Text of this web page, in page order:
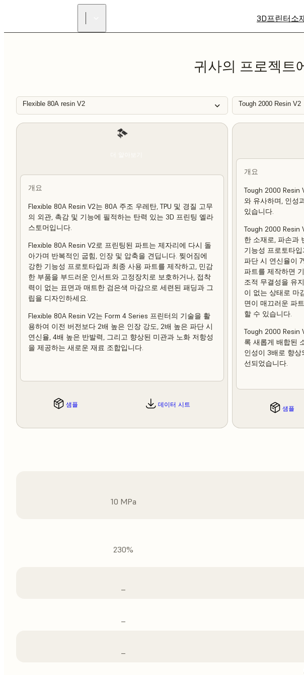
3D프린터소
귀사의 프로젝트
Flexible 80A resin V2 Tough 2000 Resin V2
개요
Flexible 80A Resin V2는 80A 주조 우레탄, TPU 및 경질 고무
의 외관, 촉감 및 기능에 필적하는 탄력 있는 3D 프린팅 엘라
스토머입니다.
Flexible 80A Resin V2로 프린팅된 파트는 제자리에 다시 돌
아가며 반복적인 굽힘, 인장 및 압축을 견딥니다. 찢어짐에
강한 기능성 프로토타입과 최종 사용 파트를 제작하고, 민감
한 부품을 부드러운 인서트와 고정장치로 보호하거나, 접착
력이 없는 표면과 매트한 검은색 마감으로 세련된 패딩과 그
립을 디자인하세요.
Flexible 80A Resin V2는 Form 4 Series 프린터의 기술을 활
용하여 이전 버전보다 2배 높은 인장 강도, 2배 높은 파단 시
연신율, 4배 높은 반발력, 그리고 향상된 미관과 노화 저항성
을 제공하는 새로운 재료 조합입니다.
샘플 데이터 시트
개요
Tough 2000 Resin
와 유사하며, 인성
있습니다.
Tough 2000 Resin
한 소재로, 파손과
기능성 프로토타
파단 시 연신율이
파트를 제작하면
조적 무결성을 유
이 없는 상태로 마
면이 매끄러운 파
할 수 있습니다.
Tough 2000 Resin
록 새롭게 배합된
인성이 3배로 향상
선되었습니다.
샘플
10 MPa
230%
–
–
–